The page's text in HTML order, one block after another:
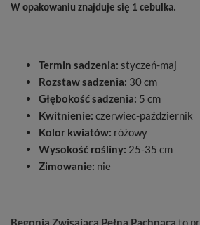
W opakowaniu znajduje się 1 cebulka.
Termin sadzenia: styczeń-maj
Rozstaw sadzenia: 30 cm
Głębokość sadzenia: 5 cm
Kwitnienie: czerwiec-październik
Kolor kwiatów: różowy
Wysokość rośliny: 25-35 cm
Zimowanie: nie
Begonia Zwisająca Pełna Pachnąca to